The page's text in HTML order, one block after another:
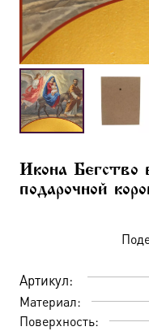
Икона Бегство
подарочной
Артикул:
Материал:
Поверхность: